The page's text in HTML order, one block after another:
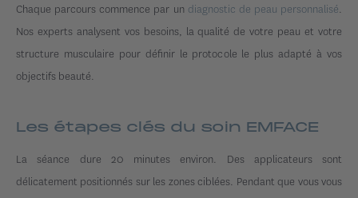
Chaque parcours commence par un diagnostic de peau personnalisé.
Nos experts analysent vos besoins, la qualité de votre peau et votre
structure musculaire pour définir le protocole le plus adapté à vos
objectifs beauté.
Les étapes clés du soin EMFACE
La séance dure 20 minutes environ. Des applicateurs sont
délicatement positionnés sur les zones ciblées. Pendant que vous vous